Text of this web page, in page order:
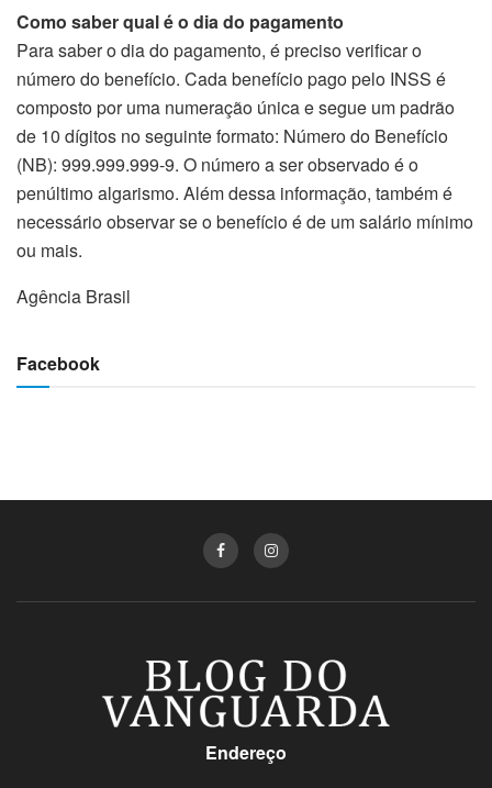
Como saber qual é o dia do pagamento
Para saber o dia do pagamento, é preciso verificar o
número do benefício. Cada benefício pago pelo INSS é
composto por uma numeração única e segue um padrão
de 10 dígitos no seguinte formato: Número do Benefício
(NB): 999.999.999-9. O número a ser observado é o
penúltimo algarismo. Além dessa informação, também é
necessário observar se o benefício é de um salário mínimo
ou mais.
Agência Brasil
Facebook
Endereço